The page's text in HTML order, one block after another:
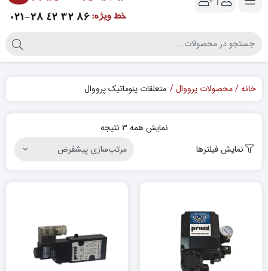
خانه محصولات پرووال متعلقات پنوماتیک پرووال
نمایش همه 3 نتیجه
نمایش فیلترها